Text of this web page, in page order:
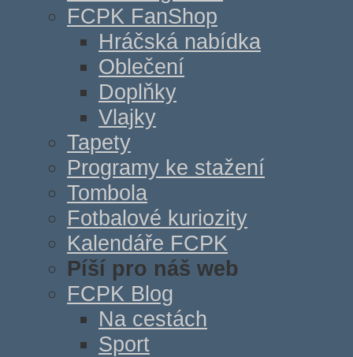
FCPK FanShop
Hráčská nabídka
Oblečení
Doplňky
Vlajky
Tapety
Programy ke stažení
Tombola
Fotbalové kuriozity
Kalendáře FCPK
Píší pro náš web
FCPK Blog
Na cestách
Sport